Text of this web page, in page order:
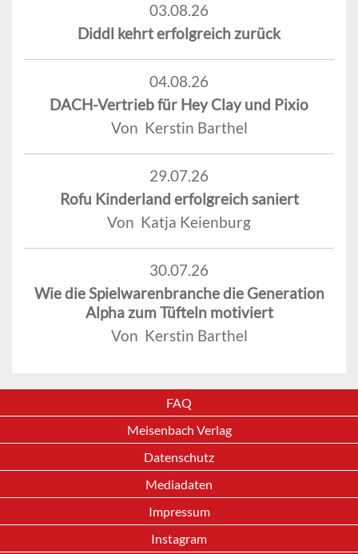
03.08.26
Diddl kehrt erfolgreich zurück
04.08.26
DACH-Vertrieb für Hey Clay und Pixio
Von Kerstin Barthel
29.07.26
Rofu Kinderland erfolgreich saniert
Von Katja Keienburg
30.07.26
Wie die Spielwarenbranche die Generation
Alpha zum Tüfteln motiviert
Von Kerstin Barthel
FAQ
Meisenbach Verlag
Datenschutz
Mediadaten
Impressum
Instagram